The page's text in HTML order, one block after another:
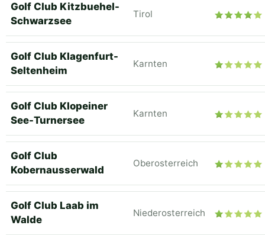
Golf Club Kitzbuehel-
Schwarzsee
Tirol
Golf Club Klagenfurt-
Seltenheim
Karnten
Golf Club Klopeiner
See-Turnersee
Karnten
Golf Club
Kobernausserwald
Oberosterreich
Golf Club Laab im
Walde
Niederosterreich